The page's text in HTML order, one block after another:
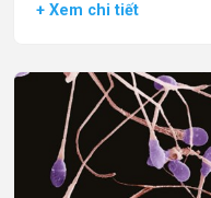
+ Xem chi tiết